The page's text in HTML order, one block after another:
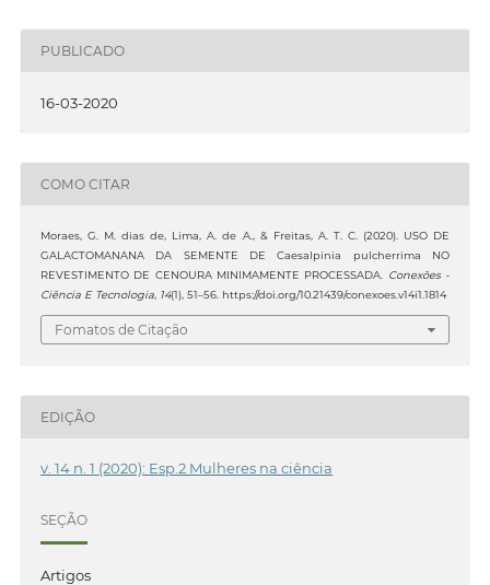
PUBLICADO
16-03-2020
COMO CITAR
Moraes, G. M. dias de, Lima, A. de A., & Freitas, A. T. C. (2020). USO DE
GALACTOMANANA DA SEMENTE DE Caesalpinia pulcherrima NO
REVESTIMENTO DE CENOURA MINIMAMENTE PROCESSADA.
Conexões -
Ciência E Tecnologia, 14(1), 51–56. https://doi.org/10.21439/conexoes.v14i1.1814
Fomatos de Citação
EDIÇÃO
v. 14 n. 1 (2020): Esp.2 Mulheres na ciência
SEÇÃO
Artigos